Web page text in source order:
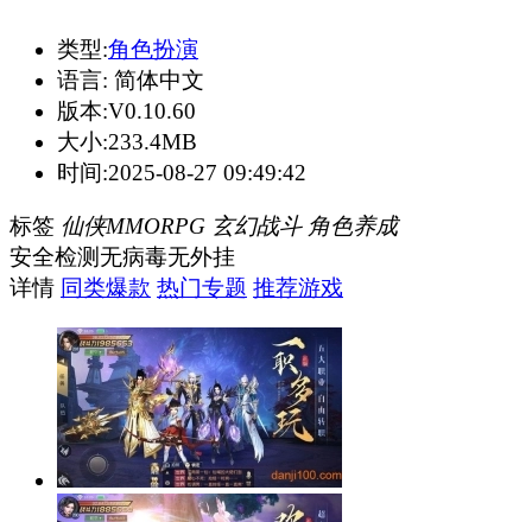
类型:角色扮演
语言: 简体中文
版本:V0.10.60
大小:233.4MB
时间:2025-08-27 09:49:42
标签 仙侠MMORPG 玄幻战斗 角色养成
安全检测 无病毒无外挂
详情 同类爆款 热门专题 推荐游戏